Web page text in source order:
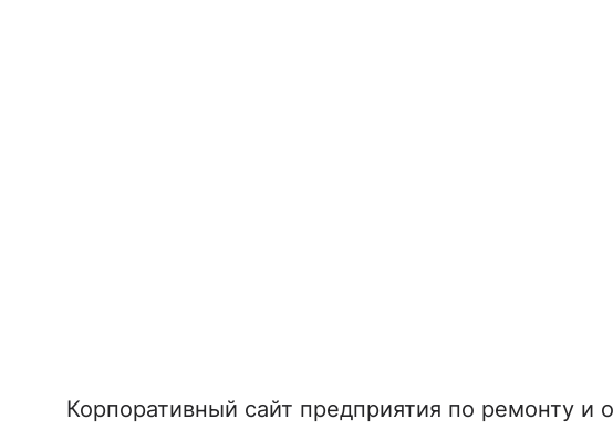
Корпоративный сайт предприятия по ремонту и